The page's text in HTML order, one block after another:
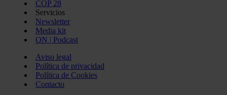
COP 28
Servicios
Newsletter
Media kit
ON | Podcast
Aviso legal
Política de privacidad
Política de Cookies
Contacto